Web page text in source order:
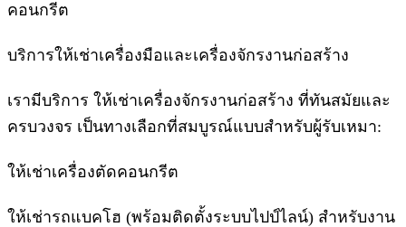
คอนกรีต
บริการให้เช่าเครื่องมือและเครื่องจักรงานก่อสร้าง
เรามีบริการ ให้เช่าเครื่องจักรงานก่อสร้าง ที่ทันสมัยและ
ครบวงจร เป็นทางเลือกที่สมบูรณ์แบบสำหรับผู้รับเหมา:
ให้เช่าเครื่องตัดคอนกรีต
ให้เช่ารถแบคโฮ (พร้อมติดตั้งระบบไปป์ไลน์) สำหรับงาน